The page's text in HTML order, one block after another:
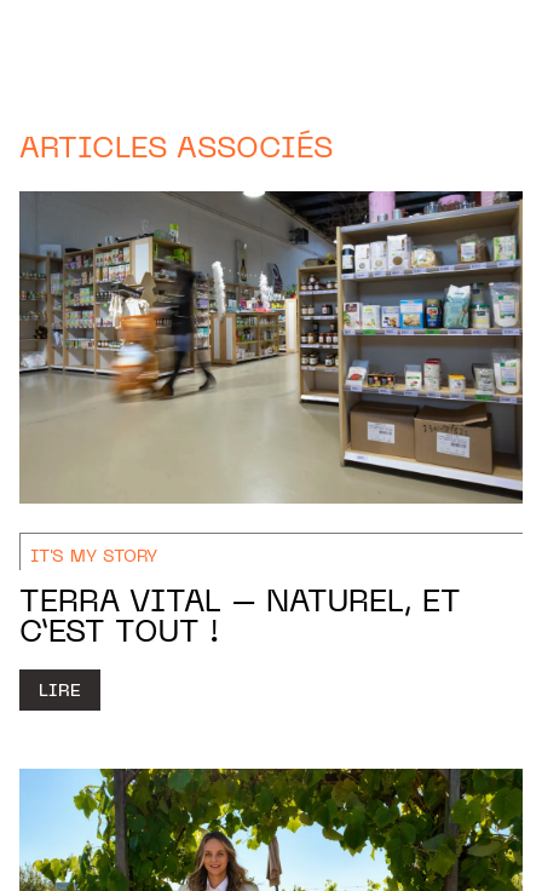
ARTICLES ASSOCIÉS
IT'S MY STORY
TERRA VITAL – NATUREL, ET
C’EST TOUT !
LIRE